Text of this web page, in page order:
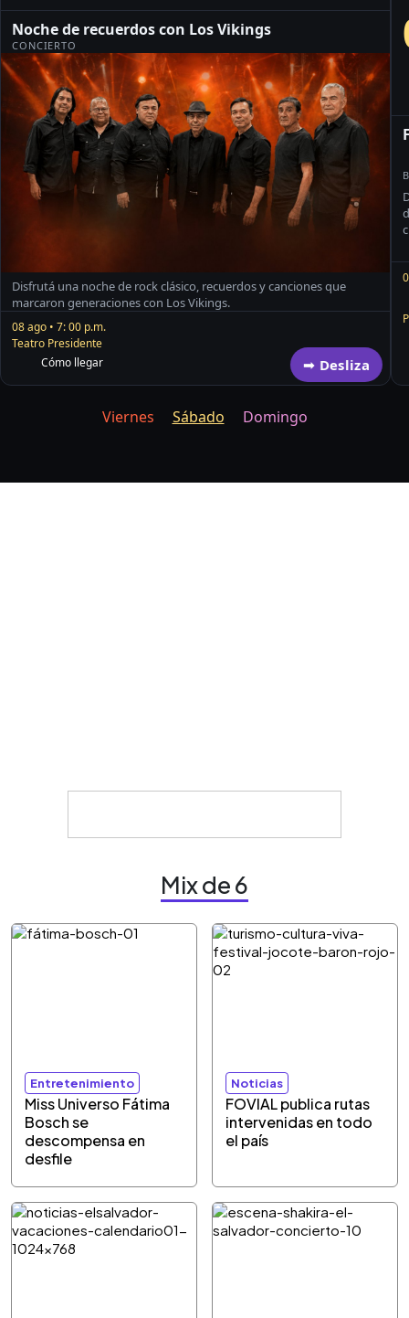
Mix de 6
Entretenimiento
Miss Universo Fátima
Bosch se
descompensa en
desfile
Noticias
FOVIAL publica rutas
intervenidas en todo
el país